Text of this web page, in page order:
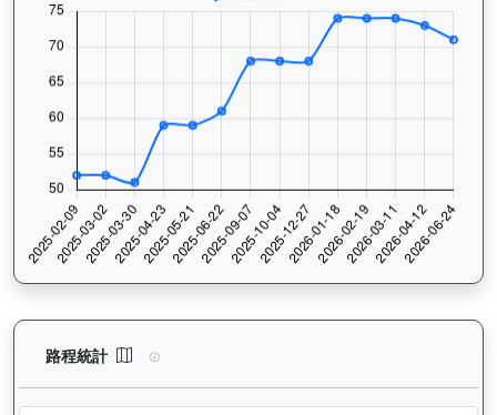
路程統計 寶進（K249）— 路程統計分析：查看香港賽駒